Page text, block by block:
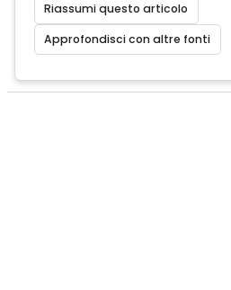
Riassumi questo articolo
Approfondisci con altre fonti